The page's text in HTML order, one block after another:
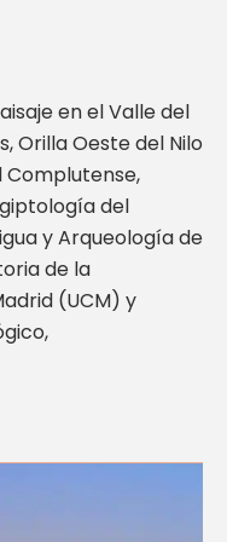
en el Valle del
Orilla Oeste del Nilo
Complutense,
del
y Arqueología de
de la
(UCM) y